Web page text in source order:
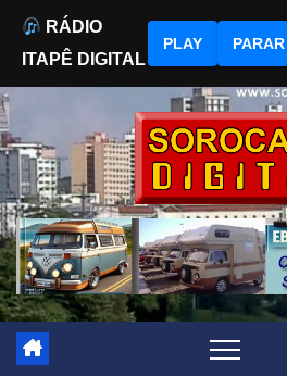
to
content
RÁDIO
ITAPÊ DIGITAL
PLAY PARAR